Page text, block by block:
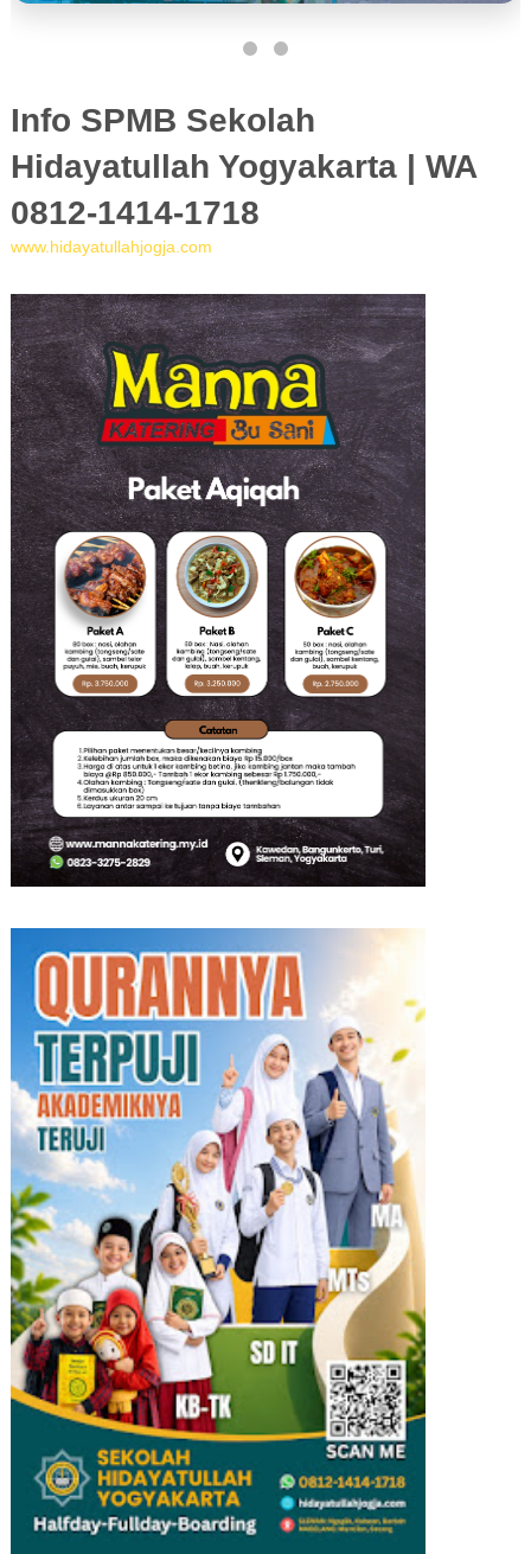
Info SPMB Sekolah
Hidayatullah Yogyakarta | WA
0812-1414-1718
www.hidayatullahjogja.com